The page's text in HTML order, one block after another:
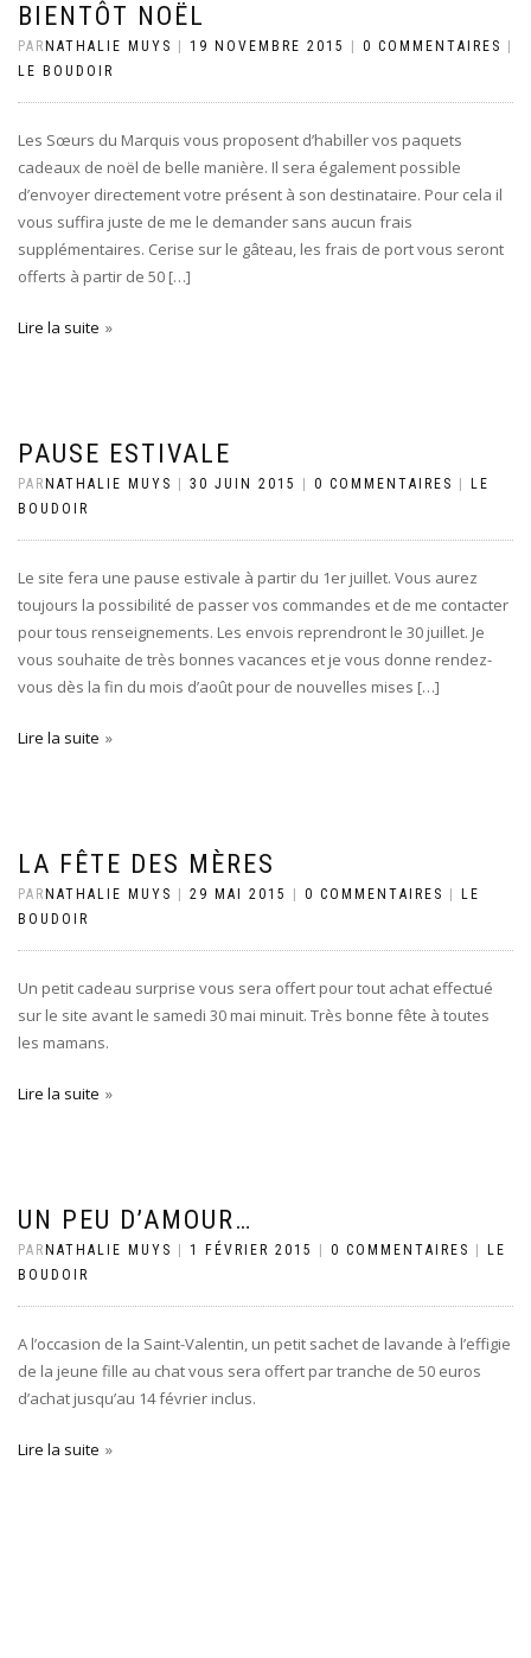
BIENTÔT NOËL
PAR NATHALIE MUYS 19 NOVEMBRE 2015 0 COMMENTAIRES
LE BOUDOIR
Les Sœurs du Marquis vous proposent d’habiller vos paquets
cadeaux de noël de belle manière. Il sera également possible
d’envoyer directement votre présent à son destinataire. Pour cela il
vous suffira juste de me le demander sans aucun frais
supplémentaires. Cerise sur le gâteau, les frais de port vous seront
offerts à partir de 50 […]
Lire la suite
PAUSE ESTIVALE
PAR NATHALIE MUYS 30 JUIN 2015 0 COMMENTAIRES
LE
BOUDOIR
Le site fera une pause estivale à partir du 1er juillet. Vous aurez
toujours la possibilité de passer vos commandes et de me contacter
pour tous renseignements. Les envois reprendront le 30 juillet. Je
vous souhaite de très bonnes vacances et je vous donne rendez-
vous dès la fin du mois d’août pour de nouvelles mises […]
Lire la suite
LA FÊTE DES MÈRES
PAR NATHALIE MUYS 29 MAI 2015 0 COMMENTAIRES
LE
BOUDOIR
Un petit cadeau surprise vous sera offert pour tout achat effectué
sur le site avant le samedi 30 mai minuit. Très bonne fête à toutes
les mamans.
Lire la suite
UN PEU D’AMOUR…
PAR NATHALIE MUYS 1 FÉVRIER 2015 0 COMMENTAIRES
LE
BOUDOIR
A l’occasion de la Saint-Valentin, un petit sachet de lavande à l’effigie
de la jeune fille au chat vous sera offert par tranche de 50 euros
d’achat jusqu’au 14 février inclus.
Lire la suite